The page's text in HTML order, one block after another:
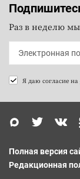
Раз в неделю
Я даю согласие на
Полная версия
Редакционная